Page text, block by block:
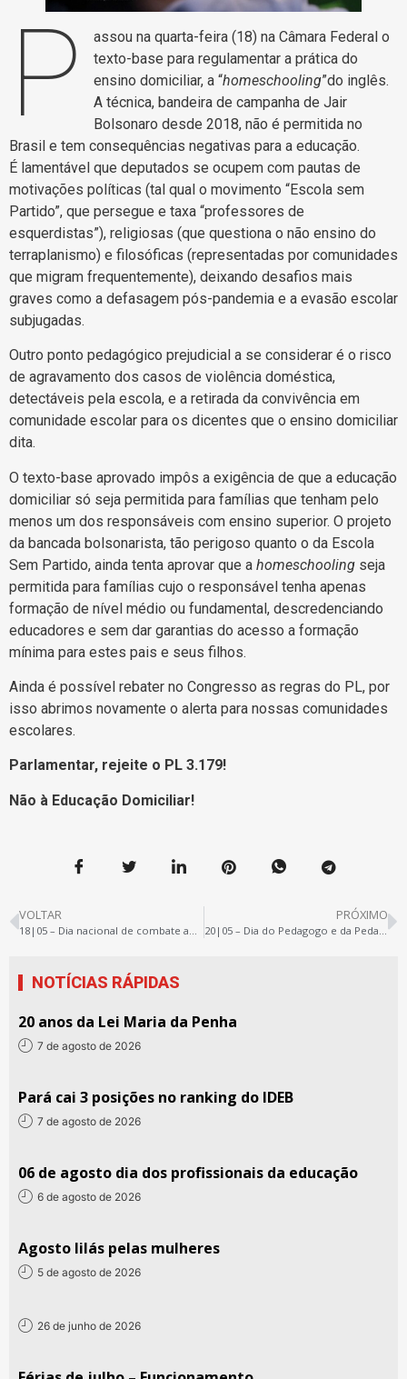
P
assou na quarta-feira (18) na Câmara Federal o
texto-base para regulamentar a prática do
ensino domiciliar, a “homeschooling”do inglês.
A técnica, bandeira de campanha de Jair
Bolsonaro desde 2018, não é permitida no
Brasil e tem consequências negativas para a educação.
É lamentável que deputados se ocupem com pautas de
motivações políticas (tal qual o movimento “Escola sem
Partido”, que persegue e taxa “professores de
esquerdistas”), religiosas (que questiona o não ensino do
terraplanismo) e filosóficas (representadas por comunidades
que migram frequentemente), deixando desafios mais
graves como a defasagem pós-pandemia e a evasão escolar
subjugadas.
Outro ponto pedagógico prejudicial a se considerar é o risco
de agravamento dos casos de violência doméstica,
detectáveis pela escola, e a retirada da convivência em
comunidade escolar para os dicentes que o ensino domiciliar
dita.
O texto-base aprovado impôs a exigência de que a educação
domiciliar só seja permitida para famílias que tenham pelo
menos um dos responsáveis com ensino superior. O projeto
da bancada bolsonarista, tão perigoso quanto o da Escola
Sem Partido, ainda tenta aprovar que a homeschooling seja
permitida para famílias cujo o responsável tenha apenas
formação de nível médio ou fundamental, descredenciando
educadores e sem dar garantias do acesso a formação
mínima para estes pais e seus filhos.
Ainda é possível rebater no Congresso as regras do PL, por
isso abrimos novamente o alerta para nossas comunidades
escolares.
Parlamentar, rejeite o PL 3.179!
Não à Educação Domiciliar!
VOLTAR
18|05 – Dia nacional de combate ao abuso e à exploração sexual contra crianças e adolescentes
PRÓXIMO
20|05 – Dia do Pedagogo e da Pedagoga. Valorização, já!
NOTÍCIAS RÁPIDAS
20 anos da Lei Maria da Penha
7 de agosto de 2026
Pará cai 3 posições no ranking do IDEB
7 de agosto de 2026
06 de agosto dia dos profissionais da educação
6 de agosto de 2026
Agosto lilás pelas mulheres
5 de agosto de 2026
26 de junho de 2026